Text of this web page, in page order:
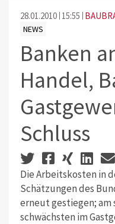
28.01.2010 15:55
NEWS
Banken
Handel,
Schluss
Die Arbeitskosten in
Schätzungen des
erneut gestiegen; am
schwächsten im